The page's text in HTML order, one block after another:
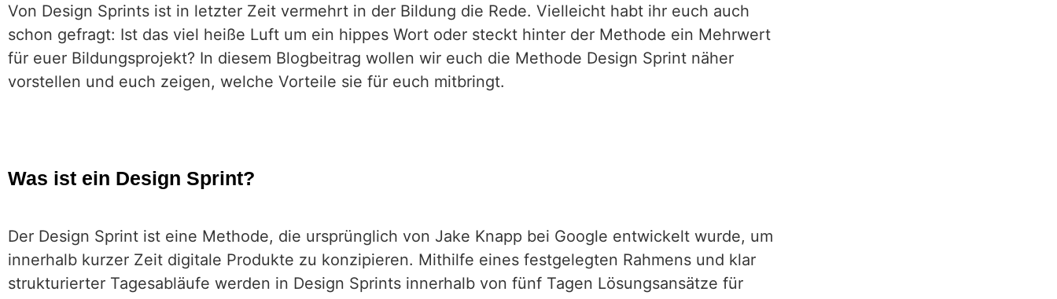
Von Design Sprints ist in letzter Zeit vermehrt in der Bildung die Rede. Vielleicht habt ihr euch auch
schon gefragt: Ist das viel heiße Luft um ein hippes Wort oder steckt hinter der Methode ein Mehrwert
für euer Bildungsprojekt? In diesem Blogbeitrag wollen wir euch die Methode Design Sprint näher
vorstellen und euch zeigen, welche Vorteile sie für euch mitbringt.
Was ist ein Design Sprint?
Der Design Sprint ist eine Methode, die ursprünglich von Jake Knapp bei Google entwickelt wurde, um
innerhalb kurzer Zeit digitale Produkte zu konzipieren. Mithilfe eines festgelegten Rahmens und klar
strukturierter Tagesabläufe werden in Design Sprints innerhalb von fünf Tagen Lösungsansätze für